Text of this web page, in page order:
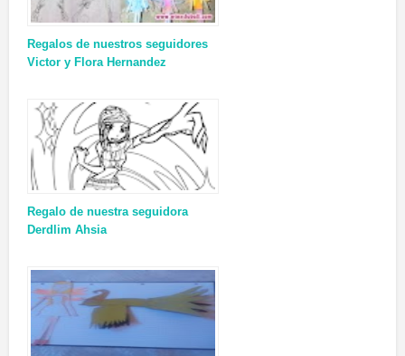
Regalos de nuestros seguidores
Victor y Flora Hernandez
Regalo de nuestra seguidora
Derdlim Ahsia